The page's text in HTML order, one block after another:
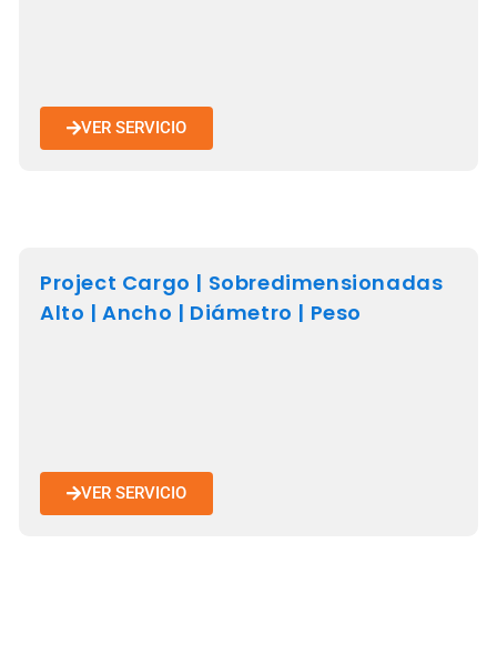
VER SERVICIO
Project Cargo | Sobredimensionadas
Alto | Ancho | Diámetro | Peso
VER SERVICIO